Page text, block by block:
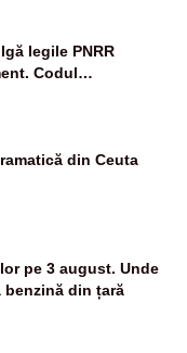
legile PNRR
Codul
actele normative
din Ceuta
pe 3 august. Unde
benzină din țară